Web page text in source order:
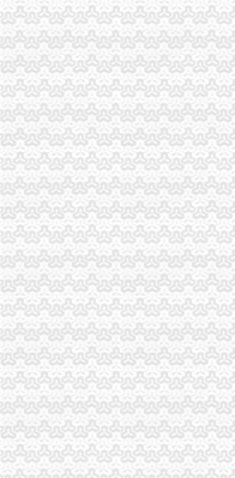
外贸公司注册条件
【长沙贸易公司注册_贸易公司
【榆林贸易公司注册_贸易公司
重庆代办外贸公司
【威海外贸出口退税网_外贸出
【外贸欧美代理】外贸欧美代
外贸公司注册要求
上海自贸区注册国际贸易公司
外贸公司低注册资金规定_外贸
外贸公司注册
注册外贸公司到底好不好呢？_
注册香港公司与注册外贸公司
重庆注册进出口公司
重庆市城口对外贸易进出口公司
重庆联豪进出口有限公司
重庆注册外贸公司
重庆外贸,靠啥给力?(样本·观察
上海浦东临港注册外贸公司-商